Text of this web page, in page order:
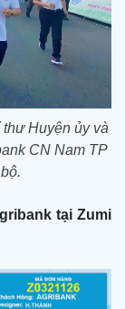
Huyện ủy và
CN Nam TP
tại Zumi